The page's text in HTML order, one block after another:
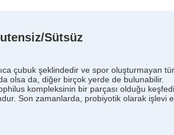
Sütsüz
çubuk şeklindedir ve spor oluşturmayan
olsa da, diğer birçok yerde de bulunabilir.
kompleksinin bir parçası olduğu
Son zamanlarda, probiyotik olarak işlevi